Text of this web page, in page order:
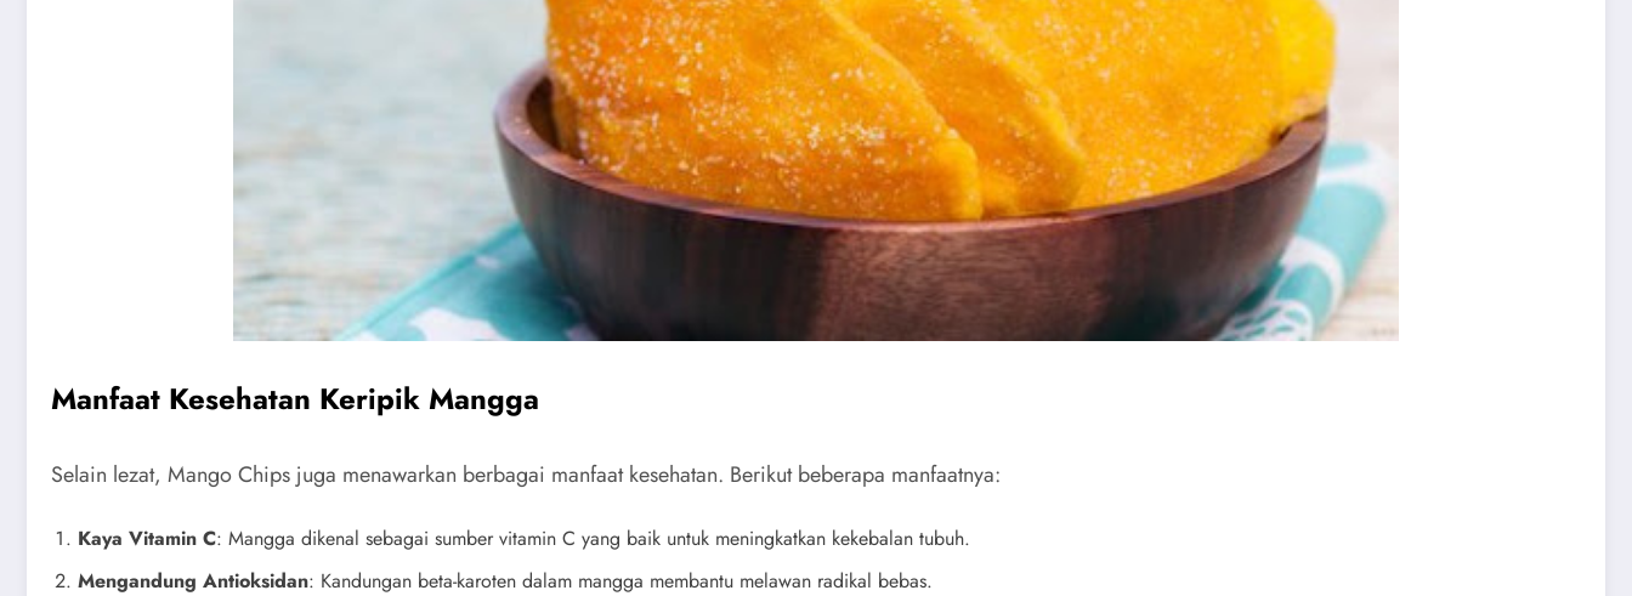
Manfaat Kesehatan Keripik Mangga
Selain lezat, Mango Chips juga menawarkan berbagai manfaat kesehatan. Berikut beberapa manfaatnya:
Kaya Vitamin C: Mangga dikenal sebagai sumber vitamin C yang baik untuk meningkatkan kekebalan tubuh.
Mengandung Antioksidan: Kandungan beta-karoten dalam mangga membantu melawan radikal bebas.